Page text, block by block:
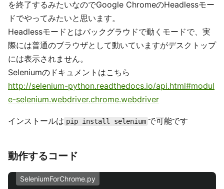
を終了するみたいなのでGoogle ChromeのHeadlessモー
ドでやってみたいと思います。
Headlessモードとはバックグラウドで動くモードで、実
際には普通のブラウザとして動いていますがデスクトップ
には表示されません。
Seleniumのドキュメントはこちら
http://selenium-python.readthedocs.io/api.html#modul
e-selenium.webdriver.chrome.webdriver
インストールは pip install selenium で可能です
動作するコード
SeleniumForChrome.py